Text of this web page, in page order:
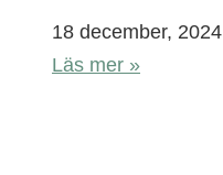
18 december, 2024
Läs mer »